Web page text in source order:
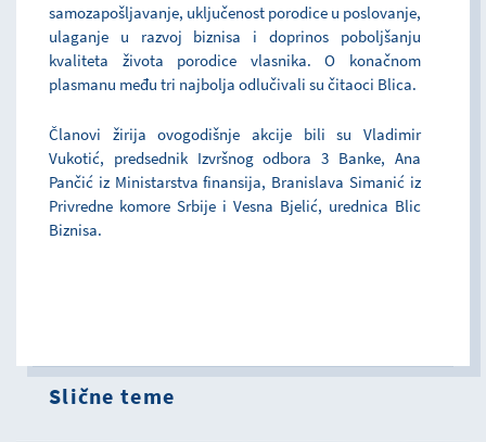
samozapošljavanje, uključenost porodice u poslovanje,
ulaganje u razvoj biznisa i doprinos poboljšanju
kvaliteta života porodice vlasnika. O konačnom
plasmanu među tri najbolja odlučivali su čitaoci Blica.
Članovi žirija ovogodišnje akcije bili su Vladimir
Vukotić, predsednik Izvršnog odbora 3 Banke, Ana
Pančić iz Ministarstva finansija, Branislava Simanić iz
Privredne komore Srbije i Vesna Bjelić, urednica Blic
Biznisa.
Slične teme